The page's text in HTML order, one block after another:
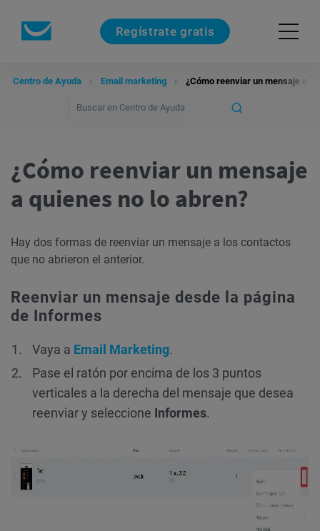
Regístrate gratis
Centro de Ayuda Email marketing ¿Cómo reenviar un mensaje a
¿Cómo reenviar un mensaje
a quienes no lo abren?
Hay dos formas de reenviar un mensaje a los contactos
que no abrieron el anterior.
Reenviar un mensaje desde la página
de Informes
Vaya a Email Marketing.
Pase el ratón por encima de los 3 puntos
verticales a la derecha del mensaje que desea
reenviar y seleccione Informes.